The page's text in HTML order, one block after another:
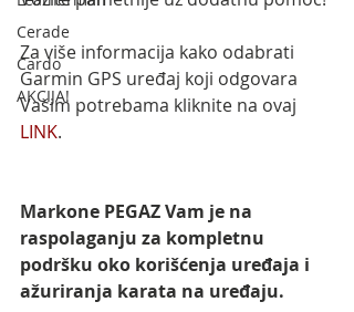
Cerade
Cardo
AKCIJA!
Za više informacija kako odabrati
Garmin GPS uređaj koji odgovara
Vašim potrebama kliknite na ovaj
LINK.
Markone PEGAZ Vam je na
raspolaganju za kompletnu
podršku oko korišćenja uređaja i
ažuriranja karata na uređaju.